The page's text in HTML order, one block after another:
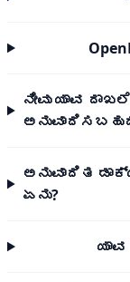
ನೀವು ಯಾವ
ಅನುವಾದಿತ
ಏನು?